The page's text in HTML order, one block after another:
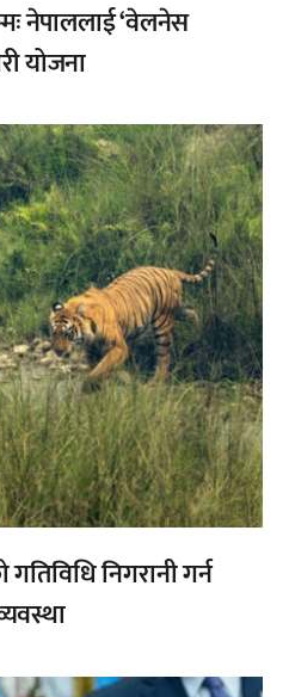
नेपाललाई ‘वेलनेस
योजना
निगरानी गर्न